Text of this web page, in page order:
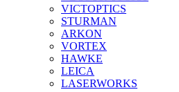
VICTOPTICS
STURMAN
ARKON
VORTEX
HAWKE
LEICA
LASERWORKS